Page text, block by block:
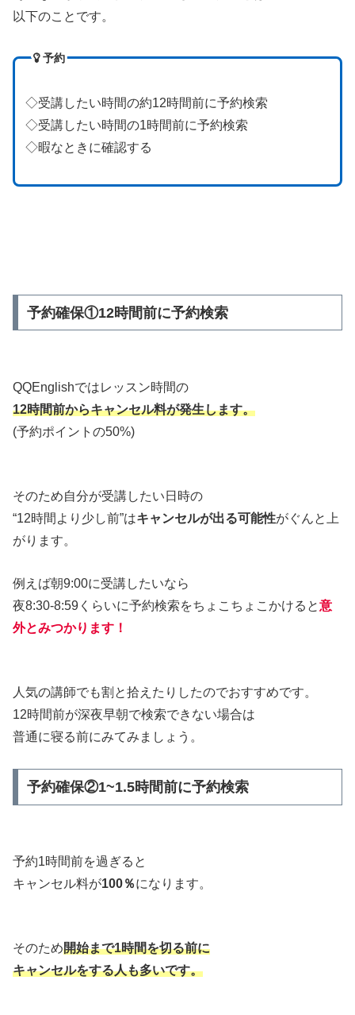
以下のことです。
予約
◇受講したい時間の約12時間前に予約検索
◇受講したい時間の1時間前に予約検索
◇暇なときに確認する
予約確保①12時間前に予約検索
QQEnglishではレッスン時間の
12時間前からキャンセル料が発生します。
(予約ポイントの50%)
そのため自分が受講したい日時の
“12時間より少し前”はキャンセルが出る可能性がぐんと上
がります。
例えば朝9:00に受講したいなら
夜8:30-8:59くらいに予約検索をちょこちょこかけると意
外とみつかります！
人気の講師でも割と拾えたりしたのでおすすめです。
12時間前が深夜早朝で検索できない場合は
普通に寝る前にみてみましょう。
予約確保②1~1.5時間前に予約検索
予約1時間前を過ぎると
キャンセル料が100％になります。
そのため開始まで1時間を切る前に
キャンセルをする人も多いです。